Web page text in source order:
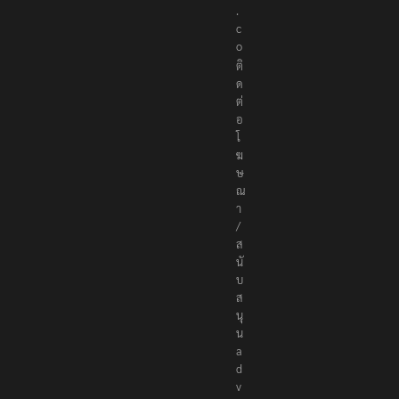
s
.
c
o
ติ
ด
ต่
อ
โ
ฆ
ษ
ณ
า
/
ส
นั
บ
ส
นุ
น
a
d